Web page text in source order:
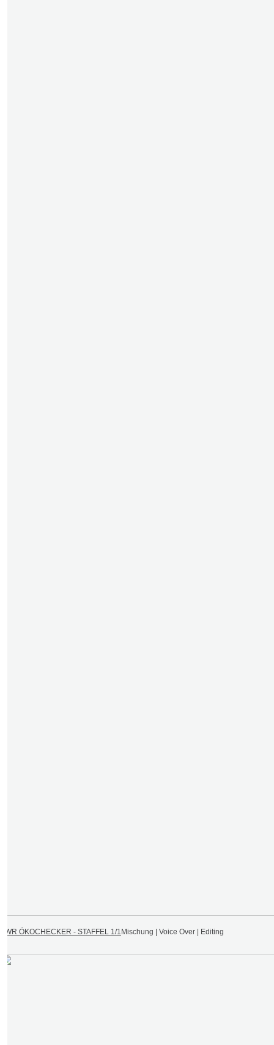
SWR ÖKOCHECKER - STAFFEL 1/1 Mischung | Voice Over | Editing